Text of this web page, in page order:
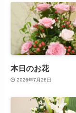
本日のお花
2026年7月28日